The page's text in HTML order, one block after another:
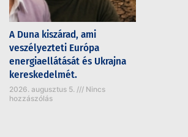
A Duna kiszárad, ami
veszélyezteti Európa
energiaellátását és Ukrajna
kereskedelmét.
2026. augusztus 5.
Nincs
hozzászólás